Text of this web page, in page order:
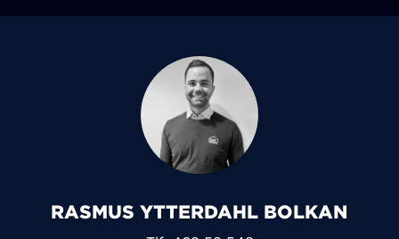
RASMUS YTTERDAHL BOLKAN